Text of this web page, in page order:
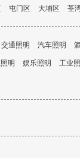
屯门区 大埔区 荃
交通照明 汽车照明
明 娱乐照明 工业